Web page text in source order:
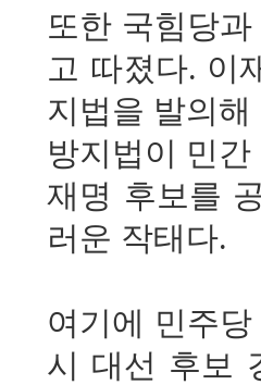
또한 국힘당
고 따졌다. 이
지법을 발의
방지법이 민
재명 후보를
러운 작태다.
여기에 민주
시 대선 후보